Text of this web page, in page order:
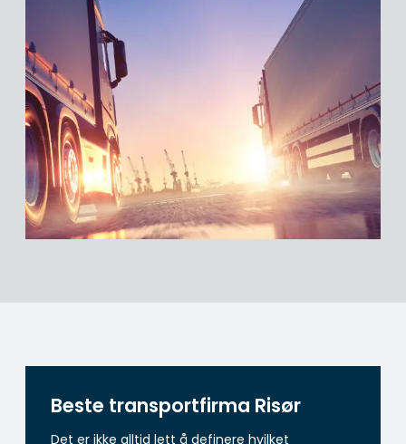
Beste transportfirma Risør
Det er ikke alltid lett å definere hvilket